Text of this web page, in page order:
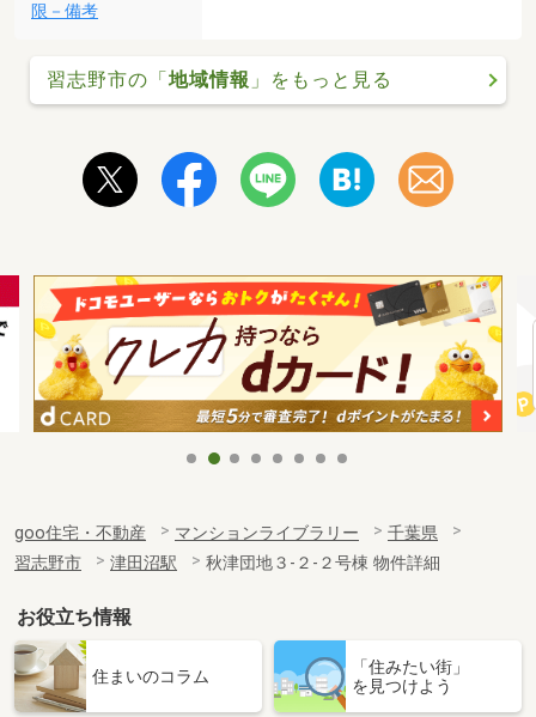
限－備考
習志野市の「地域情報 」をもっと見る
goo住宅・不動産 マンションライブラリー
千葉県
習志野市
津田沼駅 秋津団地３-２-２号棟 物件詳細
お役立ち情報
住まいのコラム
「住みたい街」
を見つけよう